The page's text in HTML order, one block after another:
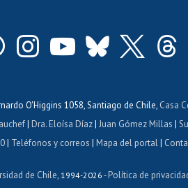
O'Higgins 1058, Santiago de Chile, Casa
| Dra. Eloísa Díaz| Juan Gómez Millas |
| Teléfonos y correos |Mapa del portal|
de Chile , 1994-2026 -Política de